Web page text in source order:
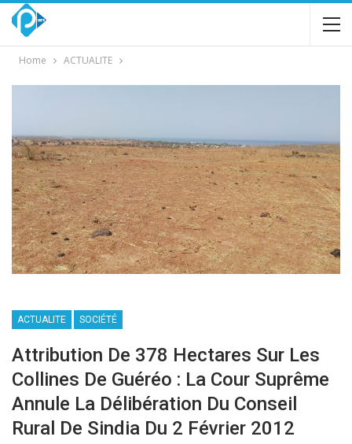
Home ACTUALITE
ACTUALITE SOCIÉTÉ
Attribution De 378 Hectares Sur Les
Collines De Guéréo : La Cour Suprême
Annule La Délibération Du Conseil
Rural De Sindia Du 2 Février 2012